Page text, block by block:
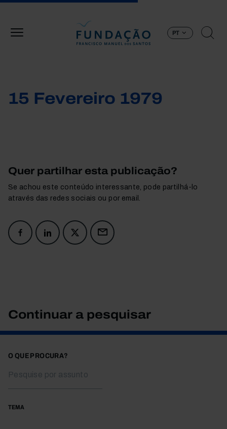
PT
15 Fevereiro 1979
Quer partilhar esta publicação?
Se achou este conteúdo interessante, pode partilhá-lo
através das redes sociais ou por email.
Continuar a pesquisar
O QUE PROCURA?
TEMA